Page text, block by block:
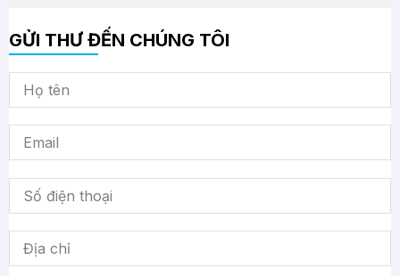
GỬI THƯ ĐẾN CHÚNG TÔI